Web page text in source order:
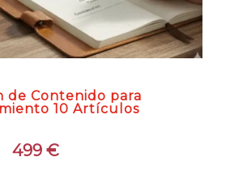
de Contenido para
10 Artículos
499 €